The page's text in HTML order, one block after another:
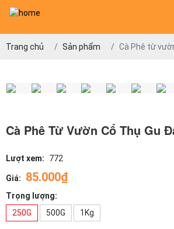
Trang chủ Sản phẩm Cà Phê từ
Cà Phê Từ Vườn Cổ Thụ Gu
Lượt xem: 772
Giá: 85.000₫
Trọng lượng:
250G
500G 1Kg